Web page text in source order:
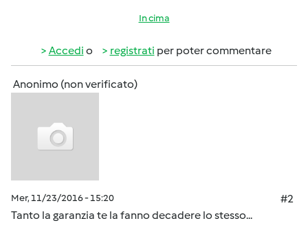
In cima
Accedi o registrati per poter commentare
Anonimo (non verificato)
Mer, 11/23/2016 - 15:20
#2
Tanto la garanzia te la fanno decadere lo stesso...